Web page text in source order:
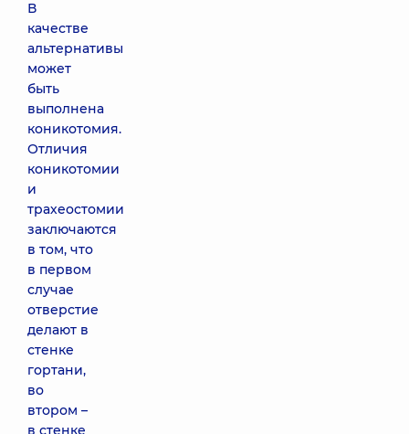
В
качестве
альтернативы
может
быть
выполнена
коникотомия.
Отличия
коникотомии
и
трахеостомии
заключаются
в том, что
в первом
случае
отверстие
делают в
стенке
гортани,
во
втором –
в стенке